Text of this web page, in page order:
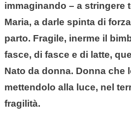
immaginando – a stringere
Maria, a darle spinta di
parto. Fragile, inerme il
fasce, di fasce e di latte,
Nato da donna. Donna che
mettendolo alla luce, nel
fragilità.